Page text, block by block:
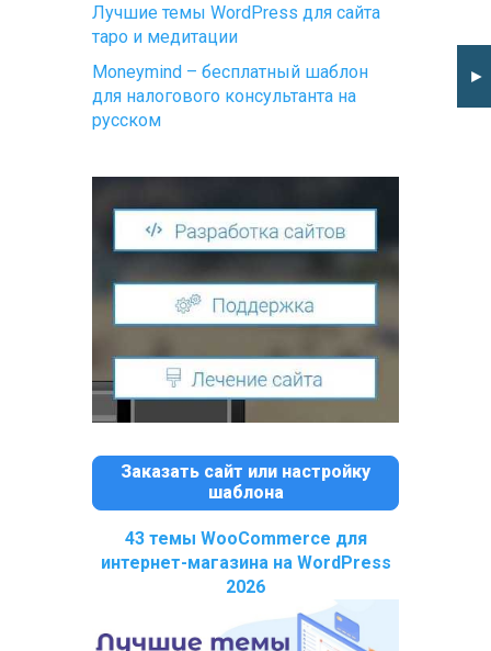
Лучшие темы WordPress для сайта
таро и медитации
Moneymind – бесплатный шаблон
для налогового консультанта на
русском
Заказать сайт или настройку
шаблона
43 темы WooCommerce для
интернет-магазина на WordPress
2026
►